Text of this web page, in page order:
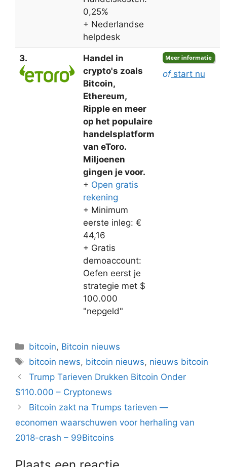
0,25%
+ Nederlandse
helpdesk
3.
Handel in
crypto's zoals
Bitcoin,
Ethereum,
Ripple en meer
op het populaire
handelsplatform
van eToro.
Miljoenen
gingen je voor.
+ Open gratis
rekening
+ Minimum
eerste inleg: €
44,16
+ Gratis
demoaccount:
Oefen eerst je
strategie met $
100.000
"nepgeld"
ofstart nu
Categorieën
bitcoin, Bitcoin nieuws
Tags
bitcoin news, bitcoin nieuws, nieuws bitcoin
Berichtnavigatie
Trump Tarieven Drukken Bitcoin Onder
$110.000 – Cryptonews
Bitcoin zakt na Trumps tarieven —
economen waarschuwen voor herhaling van
2018-crash – 99Bitcoins